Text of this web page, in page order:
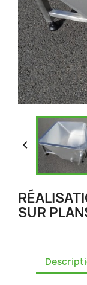

SUR